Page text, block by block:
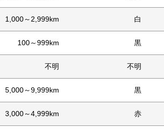
1,000～2,999km 白
100～999km 黒
不明 不明
5,000～9,999km 黒
3,000～4,999km 赤